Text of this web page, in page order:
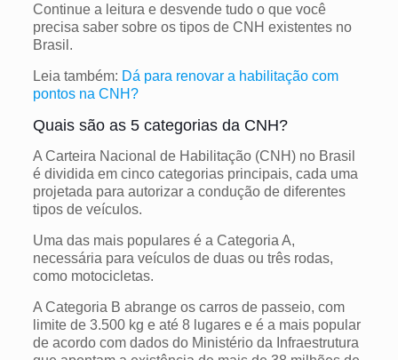
Continue a leitura e desvende tudo o que você
precisa saber sobre os tipos de CNH existentes no
Brasil.
Leia também: Dá para renovar a habilitação com
pontos na CNH?
Quais são as 5 categorias da CNH?
A Carteira Nacional de Habilitação (CNH) no Brasil
é dividida em cinco categorias principais, cada uma
projetada para autorizar a condução de diferentes
tipos de veículos.
Uma das mais populares é a Categoria A,
necessária para veículos de duas ou três rodas,
como motocicletas.
A Categoria B abrange os carros de passeio, com
limite de 3.500 kg e até 8 lugares e é a mais popular
de acordo com dados do Ministério da Infraestrutura